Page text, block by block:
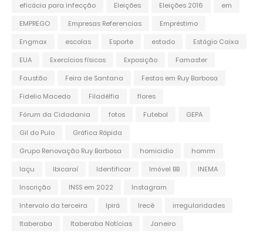
eficácia para infecção
Eleições Eleições 2016
em
EMPREGO
Empresas Referencias
Empréstimo
Engmax
escolas Esporte estado
Estágio Caixa
EUA
Exercícios físicos Exposição
Famaster
Faustão
Feira de Santana
Festas em Ruy Barbosa
Fidelio Macedo
Filadélfia
flores
Fórum da Cidadania
fotos Futebol
GEPA
Gil do Pulo
Gráfica Rápida
Grupo Renovação Ruy Barbosa
homicidio
homrm
Iaçu
Ibicaraí Identificar Imóvel BB
INEMA
Inscrição
INSS em 2022
Instagram
Intervalo da terceira
Ipirá Irecê
irregularidades
Itaberaba
Itaberaba Notícias
Janeiro